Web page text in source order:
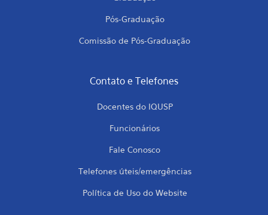
Pós-Graduação
Comissão de Pós-Graduação
Contato e Telefones
Docentes do IQUSP
Funcionários
Fale Conosco
Telefones úteis/emergências
Política de Uso do Website